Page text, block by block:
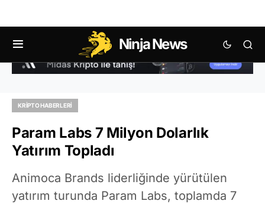
Ninja News
KRIPTO HABERLERI
Param Labs 7 Milyon Dolarlık
Yatırım Topladı
Animoca Brands liderliğinde yürütülen
yatırım turunda Param Labs, toplamda 7